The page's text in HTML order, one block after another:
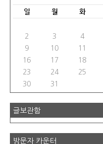
일 월 화
2
3 4
9
10 11
16
17 18
23
24 25
30
31
글보관함
방문자 카운터